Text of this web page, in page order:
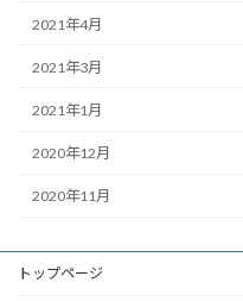
2021年4月
2021年3月
2021年1月
2020年12月
2020年11月
トップページ